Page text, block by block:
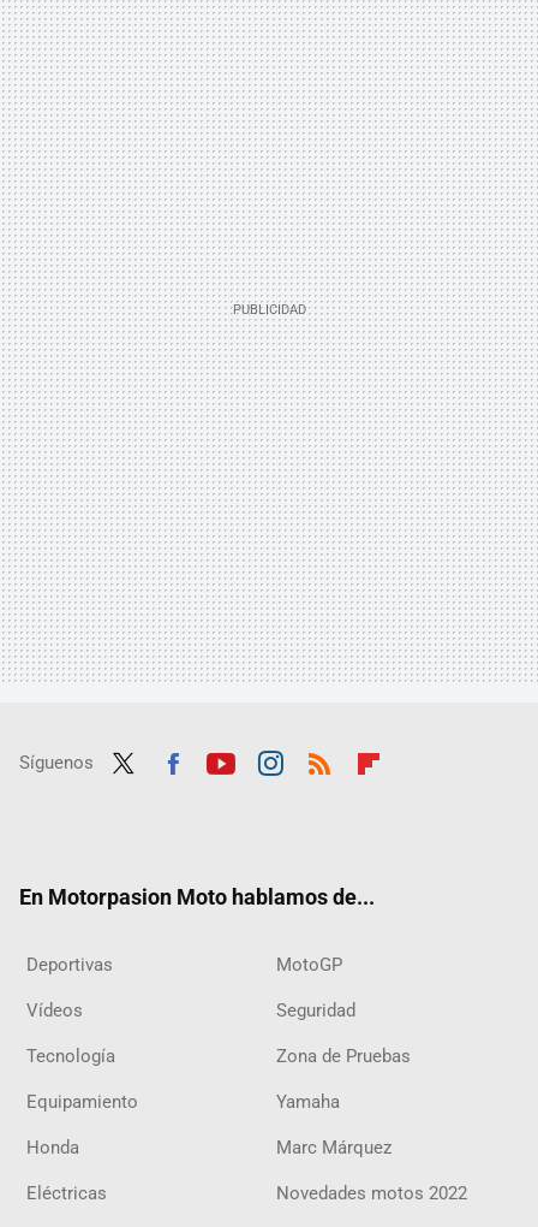
Síguenos
En Motorpasion Moto hablamos de...
Deportivas MotoGP
Vídeos Seguridad
Tecnología Zona de Pruebas
Equipamiento Yamaha
Honda Marc Márquez
Eléctricas Novedades motos 2022